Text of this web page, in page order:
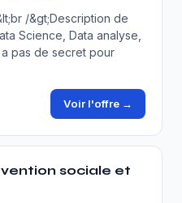
/&gt;Description de
Science, Data analyse,
pas de secret pour
Voir l'offre →
sociale et